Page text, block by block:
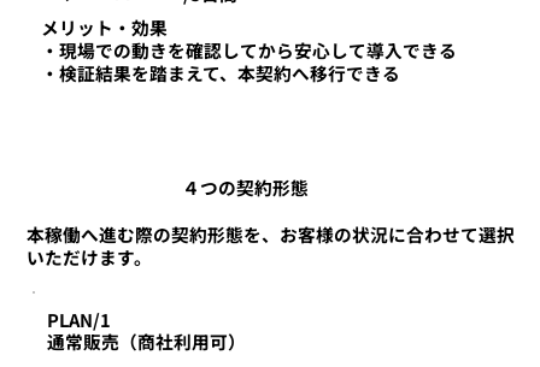
​メリット・効果
・現場での動きを確認してから安心して導入できる
・検証結果を踏まえて、本契約へ移行できる
４つの契約形態
本稼働へ進む際の契約形態を、お客様の状況に合わせて選択
いただけます。
PLAN/1
通常販売（商社利用可）